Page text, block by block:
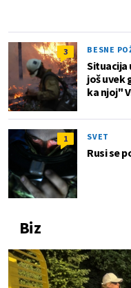
3 BESNE
Situacija
još uvek
ka njoj"
1 SVET
Rusi se
Biz